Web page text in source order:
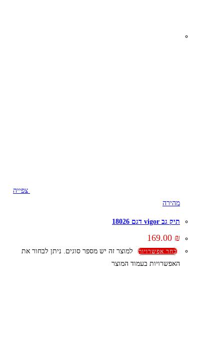
צפייה
מהירה
תיק גב vigor דגם 18026
169.00 ₪
בחר אפשרויות
למוצר זה יש מספר סוגים. ניתן לבחור את
האפשרויות בעמוד המוצר